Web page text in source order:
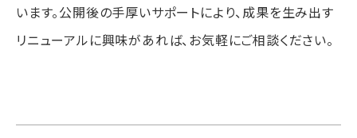
います。公開後の手厚いサポートにより、成果を生み出す
リニューアルに興味があれば、お気軽にご相談ください。